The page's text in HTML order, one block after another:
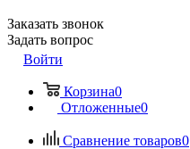
Заказать звонок
Задать вопрос
Войти
Корзина0
Отложенные0
Сравнение товаров0